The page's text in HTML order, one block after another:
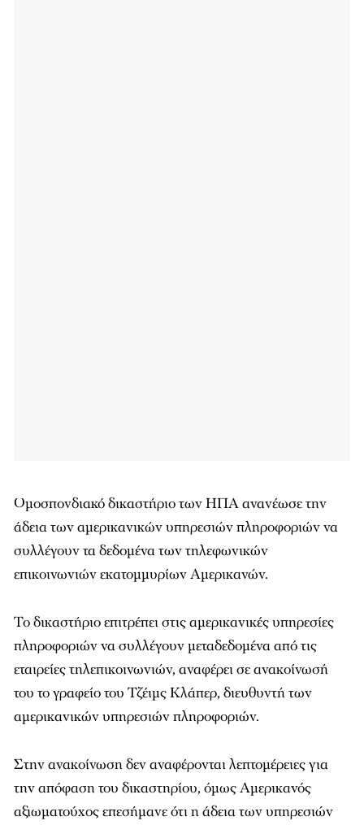
Ομοσπονδιακό δικαστήριο των ΗΠΑ ανανέωσε την
άδεια των αμερικανικών υπηρεσιών πληροφοριών να
συλλέγουν τα δεδομένα των τηλεφωνικών
επικοινωνιών εκατομμυρίων Αμερικανών.
Το δικαστήριο επιτρέπει στις αμερικανικές υπηρεσίες
πληροφοριών να συλλέγουν μεταδεδομένα από τις
εταιρείες τηλεπικοινωνιών, αναφέρει σε ανακοίνωσή
του το γραφείο του Τζέιμς Κλάπερ, διευθυντή των
αμερικανικών υπηρεσιών πληροφοριών.
Στην ανακοίνωση δεν αναφέρονται λεπτομέρειες για
την απόφαση του δικαστηρίου, όμως Αμερικανός
αξιωματούχος επεσήμανε ότι η άδεια των υπηρεσιών